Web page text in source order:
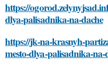
https://
dlya-palisadnika-na-dache
https://jk-na-krasnyh-
mesto-dlya-palisadnika-na-